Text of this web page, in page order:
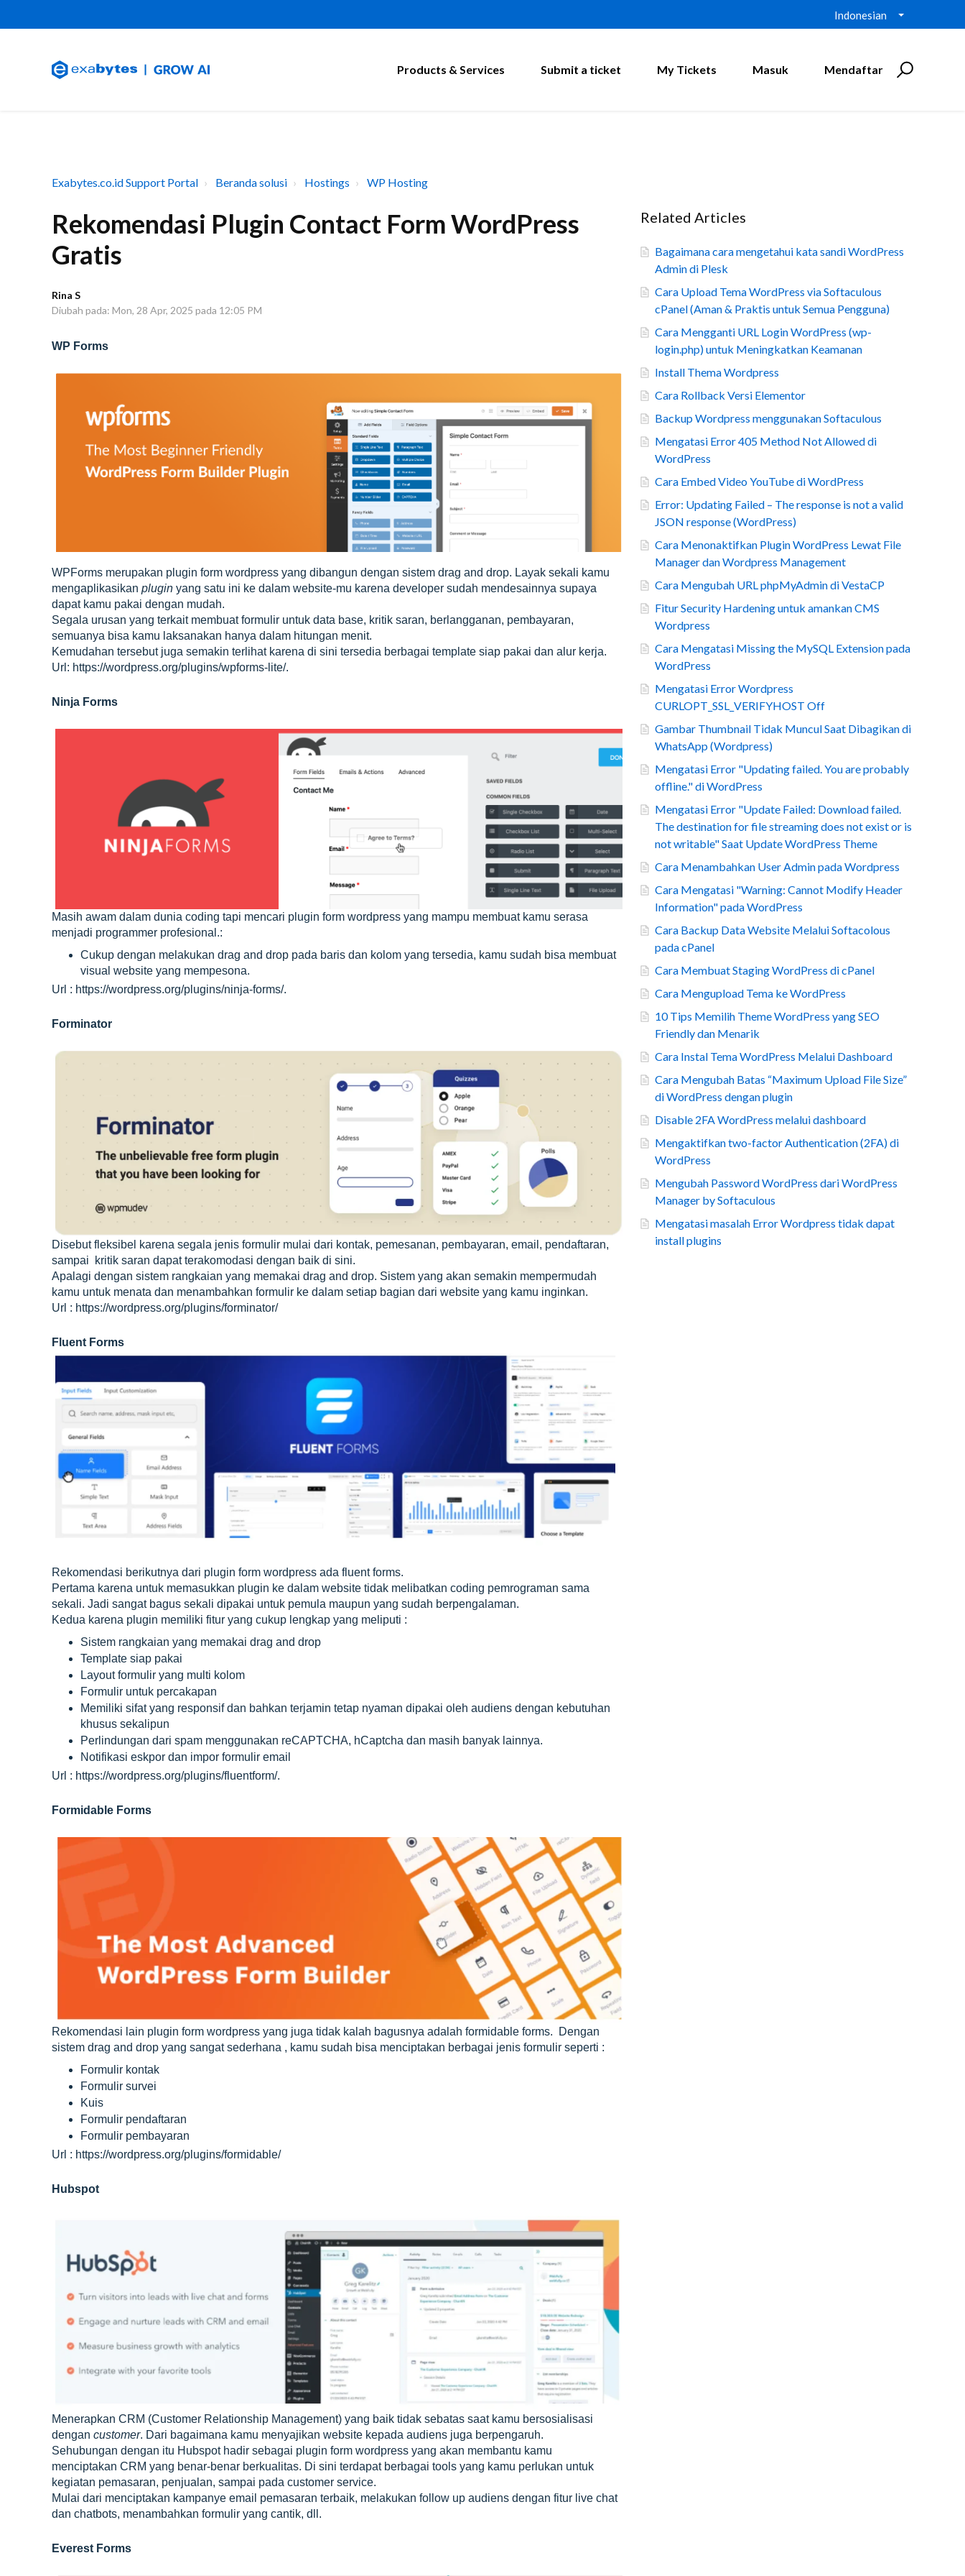
Indonesian
Products & Services Submit a ticket My Tickets Masuk Mendaftar
Exabytes.co.id Support Portal Beranda solusi Hostings WP Hosting
Rekomendasi Plugin Contact Form WordPress
Gratis
Rina S
Diubah pada: Mon, 28 Apr, 2025 pada 12:05 PM
WP Forms
WPForms merupakan plugin form wordpress yang dibangun dengan sistem drag and drop. Layak sekali kamu
mengaplikasikan plugin yang satu ini ke dalam website-mu karena developer sudah mendesainnya supaya
dapat kamu pakai dengan mudah.
Segala urusan yang terkait membuat formulir untuk data base, kritik saran, berlangganan, pembayaran,
semuanya bisa kamu laksanakan hanya dalam hitungan menit.
Kemudahan tersebut juga semakin terlihat karena di sini tersedia berbagai template siap pakai dan alur kerja.
Url: https://wordpress.org/plugins/wpforms-lite/.
Ninja Forms
Masih awam dalam dunia coding tapi mencari plugin form wordpress yang mampu membuat kamu serasa
menjadi programmer profesional.:
Cukup dengan melakukan drag and drop pada baris dan kolom yang tersedia, kamu sudah bisa membuat
visual website yang mempesona.
Url : https://wordpress.org/plugins/ninja-forms/.
Forminator
Disebut fleksibel karena segala jenis formulir mulai dari kontak, pemesanan, pembayaran, email, pendaftaran,
sampai kritik saran dapat terakomodasi dengan baik di sini.
Apalagi dengan sistem rangkaian yang memakai drag and drop. Sistem yang akan semakin mempermudah
kamu untuk menata dan menambahkan formulir ke dalam setiap bagian dari website yang kamu inginkan.
Url : https://wordpress.org/plugins/forminator/
Fluent Forms
Rekomendasi berikutnya dari plugin form wordpress ada fluent forms.
Pertama karena untuk memasukkan plugin ke dalam website tidak melibatkan coding pemrograman sama
sekali. Jadi sangat bagus sekali dipakai untuk pemula maupun yang sudah berpengalaman.
Kedua karena plugin memiliki fitur yang cukup lengkap yang meliputi :
Sistem rangkaian yang memakai drag and drop
Template siap pakai
Layout formulir yang multi kolom
Formulir untuk percakapan
Memiliki sifat yang responsif dan bahkan terjamin tetap nyaman dipakai oleh audiens dengan kebutuhan
khusus sekalipun
Perlindungan dari spam menggunakan reCAPTCHA, hCaptcha dan masih banyak lainnya.
Notifikasi eskpor dan impor formulir email
Url : https://wordpress.org/plugins/fluentform/.
Formidable Forms
Rekomendasi lain plugin form wordpress yang juga tidak kalah bagusnya adalah formidable forms. Dengan
sistem drag and drop yang sangat sederhana , kamu sudah bisa menciptakan berbagai jenis formulir seperti :
Formulir kontak
Formulir survei
Kuis
Formulir pendaftaran
Formulir pembayaran
Url : https://wordpress.org/plugins/formidable/
Hubspot
Menerapkan CRM (Customer Relationship Management) yang baik tidak sebatas saat kamu bersosialisasi
dengan customer. Dari bagaimana kamu menyajikan website kepada audiens juga berpengaruh.
Sehubungan dengan itu Hubspot hadir sebagai plugin form wordpress yang akan membantu kamu
menciptakan CRM yang benar-benar berkualitas. Di sini terdapat berbagai tools yang kamu perlukan untuk
kegiatan pemasaran, penjualan, sampai pada customer service.
Mulai dari menciptakan kampanye email pemasaran terbaik, melakukan follow up audiens dengan fitur live chat
dan chatbots, menambahkan formulir yang cantik, dll.
Everest Forms
Related Articles
Bagaimana cara mengetahui kata sandi WordPress
Admin di Plesk
Cara Upload Tema WordPress via Softaculous
cPanel (Aman & Praktis untuk Semua Pengguna)
Cara Mengganti URL Login WordPress (wp-
login.php) untuk Meningkatkan Keamanan
Install Thema Wordpress
Cara Rollback Versi Elementor
Backup Wordpress menggunakan Softaculous
Mengatasi Error 405 Method Not Allowed di
WordPress
Cara Embed Video YouTube di WordPress
Error: Updating Failed – The response is not a valid
JSON response (WordPress)
Cara Menonaktifkan Plugin WordPress Lewat File
Manager dan Wordpress Management
Cara Mengubah URL phpMyAdmin di VestaCP
Fitur Security Hardening untuk amankan CMS
Wordpress
Cara Mengatasi Missing the MySQL Extension pada
WordPress
Mengatasi Error Wordpress
CURLOPT_SSL_VERIFYHOST Off
Gambar Thumbnail Tidak Muncul Saat Dibagikan di
WhatsApp (Wordpress)
Mengatasi Error "Updating failed. You are probably
offline." di WordPress
Mengatasi Error "Update Failed: Download failed.
The destination for file streaming does not exist or is
not writable" Saat Update WordPress Theme
Cara Menambahkan User Admin pada Wordpress
Cara Mengatasi "Warning: Cannot Modify Header
Information" pada WordPress
Cara Backup Data Website Melalui Softacolous
pada cPanel
Cara Membuat Staging WordPress di cPanel
Cara Mengupload Tema ke WordPress
10 Tips Memilih Theme WordPress yang SEO
Friendly dan Menarik
Cara Instal Tema WordPress Melalui Dashboard
Cara Mengubah Batas “Maximum Upload File Size”
di WordPress dengan plugin
Disable 2FA WordPress melalui dashboard
Mengaktifkan two-factor Authentication (2FA) di
WordPress
Mengubah Password WordPress dari WordPress
Manager by Softaculous
Mengatasi masalah Error Wordpress tidak dapat
install plugins